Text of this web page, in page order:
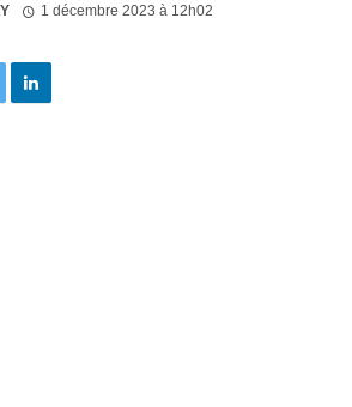
1 décembre 2023 à 12h02